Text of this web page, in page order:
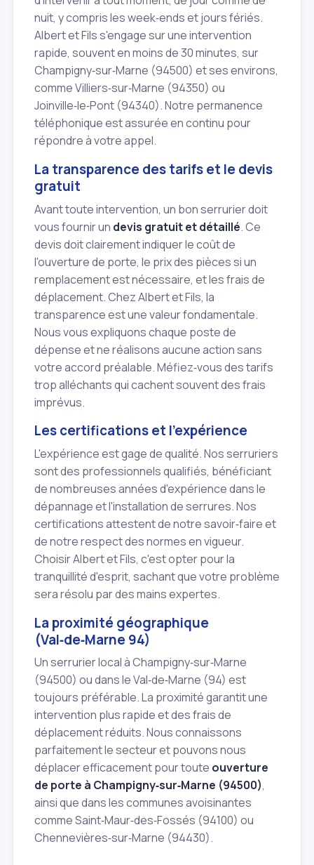
nuit, y compris les week‑ends et jours fériés.
Albert et Fils s'engage sur une intervention
rapide, souvent en moins de 30 minutes, sur
Champigny‑sur‑Marne (94500) et ses environs,
comme Villiers‑sur‑Marne (94350) ou
Joinville‑le‑Pont (94340). Notre permanence
téléphonique est assurée en continu pour
répondre à votre appel.
La transparence des tarifs et le devis
gratuit
Avant toute intervention, un bon serrurier doit
vous fournir un devis gratuit et détaillé. Ce
devis doit clairement indiquer le coût de
l'ouverture de porte, le prix des pièces si un
remplacement est nécessaire, et les frais de
déplacement. Chez Albert et Fils, la
transparence est une valeur fondamentale.
Nous vous expliquons chaque poste de
dépense et ne réalisons aucune action sans
votre accord préalable. Méfiez‑vous des tarifs
trop alléchants qui cachent souvent des frais
imprévus.
Les certifications et l'expérience
L'expérience est gage de qualité. Nos serruriers
sont des professionnels qualifiés, bénéficiant
de nombreuses années d'expérience dans le
dépannage et l'installation de serrures. Nos
certifications attestent de notre savoir‑faire et
de notre respect des normes en vigueur.
Choisir Albert et Fils, c'est opter pour la
tranquillité d'esprit, sachant que votre problème
sera résolu par des mains expertes.
La proximité géographique
(Val‑de‑Marne 94)
Un serrurier local à Champigny‑sur‑Marne
(94500) ou dans le Val‑de‑Marne (94) est
toujours préférable. La proximité garantit une
intervention plus rapide et des frais de
déplacement réduits. Nous connaissons
parfaitement le secteur et pouvons nous
déplacer efficacement pour toute ouverture
de porte à Champigny‑sur‑Marne (94500),
ainsi que dans les communes avoisinantes
comme Saint‑Maur‑des‑Fossés (94100) ou
Chennevières‑sur‑Marne (94430).